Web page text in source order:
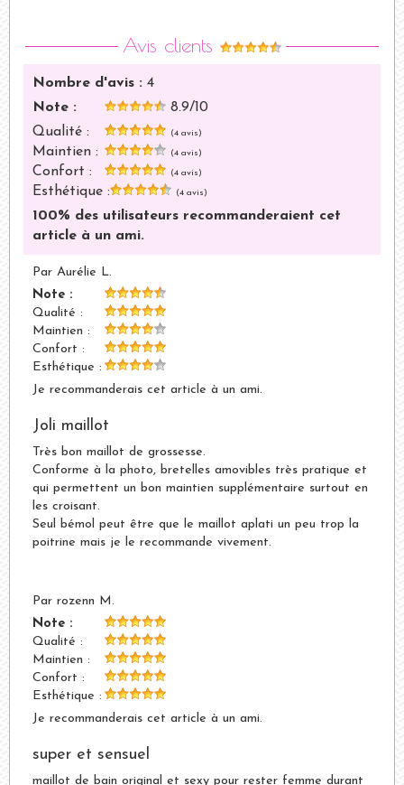
Avis clients
Nombre d'avis : 4
Note :
8.9/10
Qualité :
(4 avis)
Maintien : (4 avis)
Confort : (4 avis)
Esthétique : (4 avis)
100% des utilisateurs recommanderaient cet
article à un ami.
Par Aurélie L.
Note :
Qualité :
Maintien :
Confort :
Esthétique :
Je recommanderais cet article à un ami.
Joli maillot
Très bon maillot de grossesse.
Conforme à la photo, bretelles amovibles très pratique et
qui permettent un bon maintien supplémentaire surtout en
les croisant.
Seul bémol peut être que le maillot aplati un peu trop la
poitrine mais je le recommande vivement.
Par rozenn M.
Note :
Qualité :
Maintien :
Confort :
Esthétique :
Je recommanderais cet article à un ami.
super et sensuel
maillot de bain original et sexy pour rester femme durant